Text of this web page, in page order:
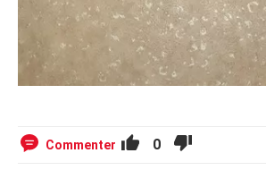
Commenter 0